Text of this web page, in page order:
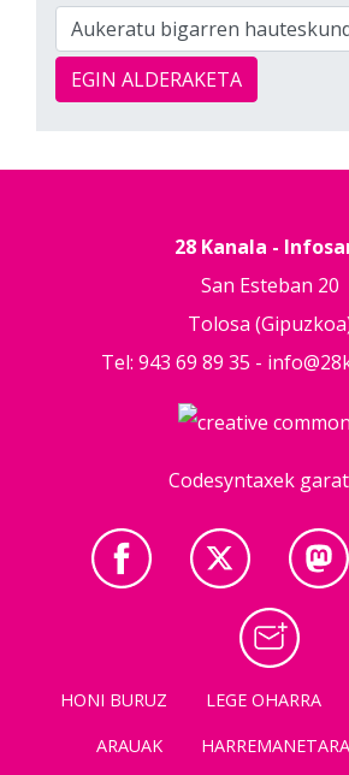
EGIN ALDERAKETA
28 Kanala -
San Esteban 20
Tolosa
Tel: 943 69 89 35 -
Codesyntaxek
HONI BURUZ LEGE OHARRA
ARAUAK